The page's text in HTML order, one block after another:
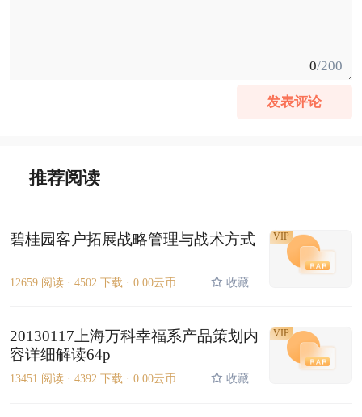
0/200
发表评论
推荐阅读
碧桂园客户拓展战略管理与战术方式
12659 阅读 · 4502 下载 · 0.00云币 收藏
VIP
20130117上海万科幸福系产品策划内
容详细解读64p
13451 阅读 · 4392 下载 · 0.00云币 收藏
VIP